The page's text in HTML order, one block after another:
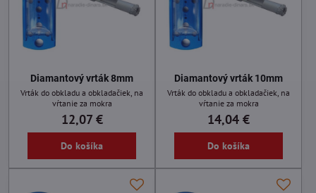
Diamantový vrták 8mm
Vrták do obkladu a obkladačiek, na
vŕtanie za mokra
12,07 €
Do košíka
Diamantový vrták 10mm
Vrták do obkladu a obkladačiek, na
vŕtanie za mokra
14,04 €
Do košíka